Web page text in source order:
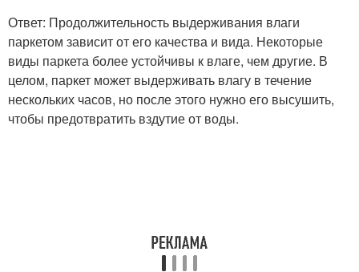
Ответ: Продолжительность выдерживания влаги
паркетом зависит от его качества и вида. Некоторые
виды паркета более устойчивы к влаге, чем другие. В
целом, паркет может выдерживать влагу в течение
нескольких часов, но после этого нужно его высушить,
чтобы предотвратить вздутие от воды.